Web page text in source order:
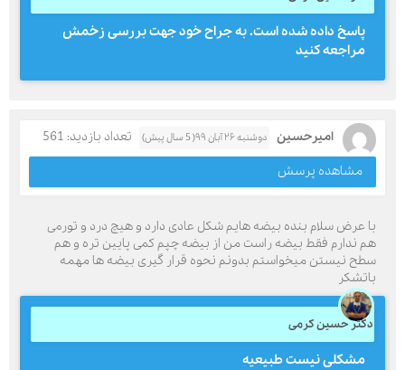
پاسخ داده شده است. به جراح خود جهت بررسی زخمش
مراجعه کنید
امیرحسین دوشنبه ۲۶ آبان ۹۹( 5 سال پیش)
تعداد بازدید: 561
مشاهده پرسش
با عرض سلام بنده بیضه هایم شکل عادی دارد و هیچ درد و تورمی
هم ندارم فقط بیضه راست من از بیضه چپم کمی پایین تره و هم
سطح نیستن میخواستم بدونم نحوه قرار گیری بیضه ها مهمه
باتشکر
دکتر حسین کرمی
مشکلی نیست طبیعیه